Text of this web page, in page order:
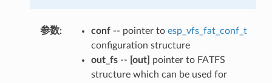
参数: conf-- pointer to esp_vfs_fat_conf_t
configuration structure
out_fs-- [out]
pointer to FATFS
structure which can be used for